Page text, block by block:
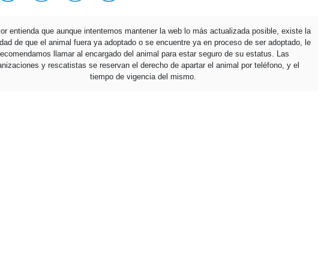
entienda que aunque intentemos mantener la web lo más actualizada posible, existe la
de que el animal fuera ya adoptado o se encuentre ya en proceso de ser adoptado, le
llamar al encargado del animal para estar seguro de su estatus. Las
y rescatistas se reservan el derecho de apartar el animal por teléfono, y el
tiempo de vigencia del mismo.